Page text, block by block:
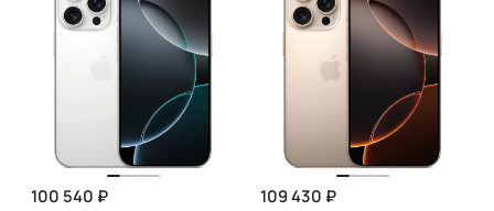
100 540 ₽
109 430 ₽